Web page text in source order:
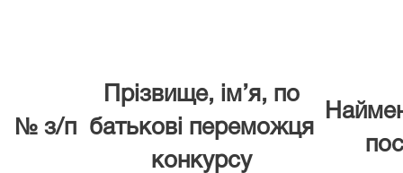
№ з/п
Прізвище, ім’я, по
батькові переможця
конкурсу